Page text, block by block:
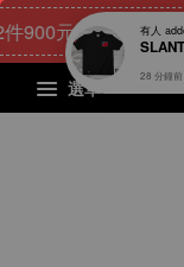
元 點我 立即購
選單